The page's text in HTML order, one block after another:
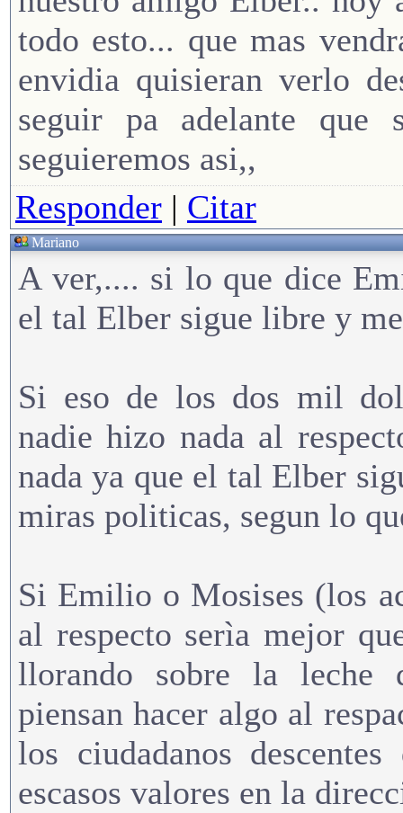
todo esto... que mas
envidia quisieran verlo
seguir pa adelante que
seguieremos asi,,
Responder | Citar
Mariano
A ver,.... si lo que dice
el tal Elber sigue libre y
Si eso de los dos mil
nadie hizo nada al
nada ya que el tal Elber
miras politicas, segun lo
Si Emilio o Mosises (los
al respecto serìa mejor
llorando sobre la leche
piensan hacer algo al
los ciudadanos
escasos valores en la